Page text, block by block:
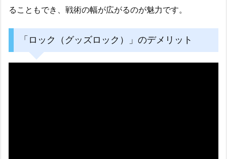
ることもでき、戦術の幅が広がるのが魅力です。
「ロック（グッズロック）」のデメリット